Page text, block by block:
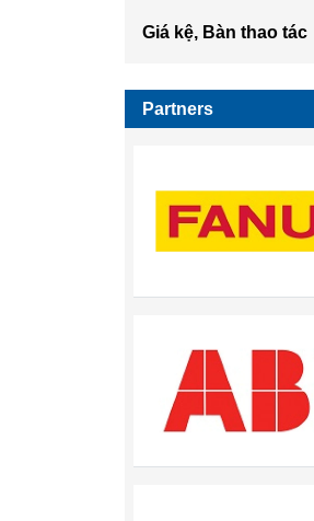
Giá kệ, Bàn thao tác
Partners